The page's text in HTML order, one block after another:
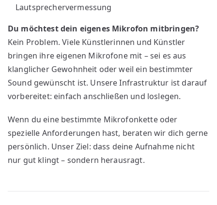
Lautsprechervermessung
Du möchtest dein eigenes Mikrofon mitbringen?
Kein Problem. Viele Künstlerinnen und Künstler
bringen ihre eigenen Mikrofone mit – sei es aus
klanglicher Gewohnheit oder weil ein bestimmter
Sound gewünscht ist. Unsere Infrastruktur ist darauf
vorbereitet: einfach anschließen und loslegen.
Wenn du eine bestimmte Mikrofonkette oder
spezielle Anforderungen hast, beraten wir dich gerne
persönlich. Unser Ziel: dass deine Aufnahme nicht
nur gut klingt – sondern herausragt.